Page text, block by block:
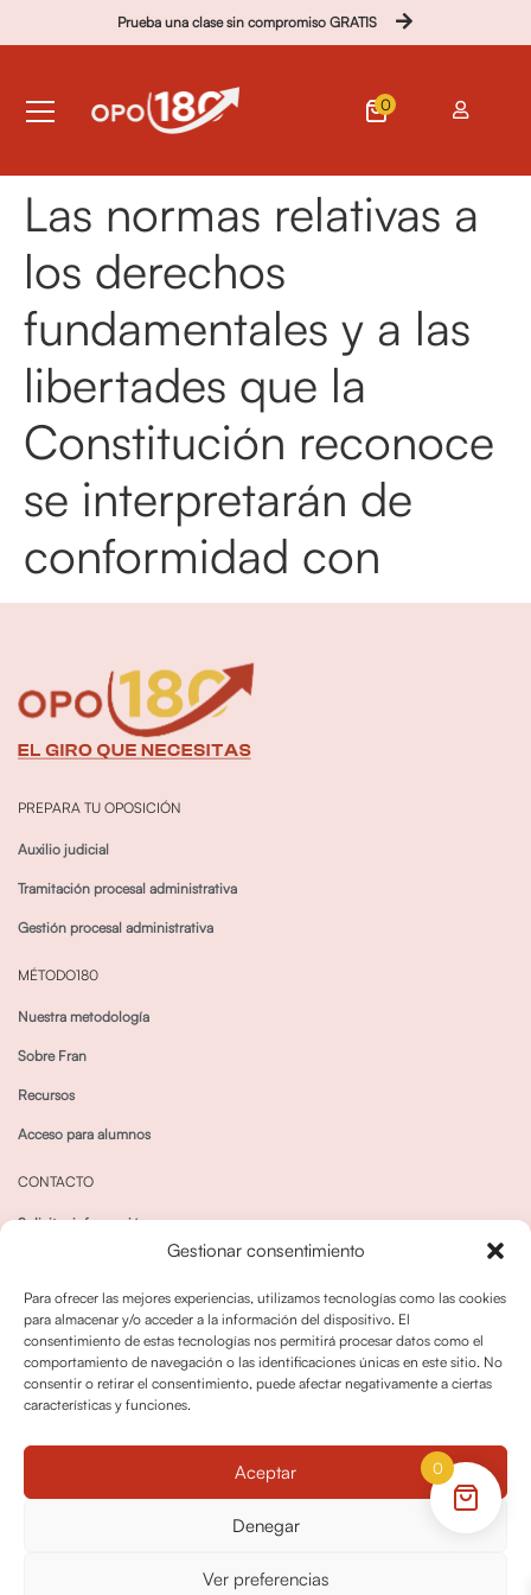
Gestionar consentimiento
Para ofrecer las mejores experiencias, utilizamos tecnologías como las cookies
para almacenar y/o acceder a la información del dispositivo. El
consentimiento de estas tecnologías nos permitirá procesar datos como el
comportamiento de navegación o las identificaciones únicas en este sitio. No
consentir o retirar el consentimiento, puede afectar negativamente a ciertas
características y funciones.
Aceptar
Denegar
Ver preferencias
Prueba una clase sin compromiso GRATIS
0
Las normas relativas a
los derechos
fundamentales y a las
libertades que la
Constitución reconoce
se interpretarán de
conformidad con
PREPARA TU OPOSICIÓN
Auxilio judicial
Tramitación procesal administrativa
Gestión procesal administrativa
MÉTODO180
Nuestra metodología
Sobre Fran
Recursos
Acceso para alumnos
CONTACTO
Solicitar información
Política de cookies
Política dedevoluciones y cancelaciones
0